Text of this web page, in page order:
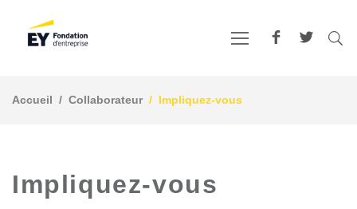
Accueil Collaborateur Impliquez-vous
Impliquez-vous